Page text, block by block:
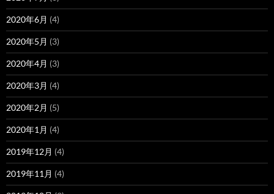
2020年6月 (4)
2020年5月 (3)
2020年4月 (3)
2020年3月 (4)
2020年2月 (5)
2020年1月 (4)
2019年12月 (4)
2019年11月 (4)